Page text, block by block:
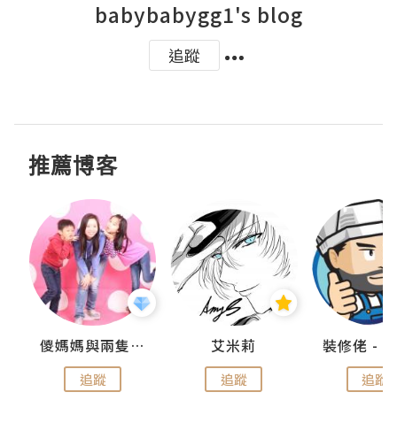
babybabygg1's blog
追蹤
推薦博客
儍媽媽與兩隻小魔怪之家
追蹤
艾米莉
追蹤 追蹤